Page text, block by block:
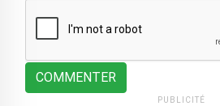
COMMENTER
PUBLICITÉ